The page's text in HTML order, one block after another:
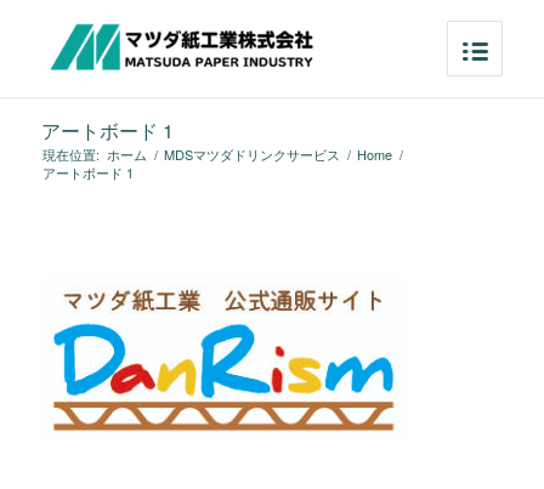
アートボード 1
現在位置: ホーム / MDSマツダドリンクサービス / Home /
アートボード 1